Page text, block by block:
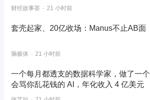
财经故事荟 21 小时前
套壳起家、20亿收场：Manus不止AB面
脑极体 21 小时前
一个每月都透支的数据科学家，做了一个
会骂你乱花钱的 AI，年化收入 4 亿美元